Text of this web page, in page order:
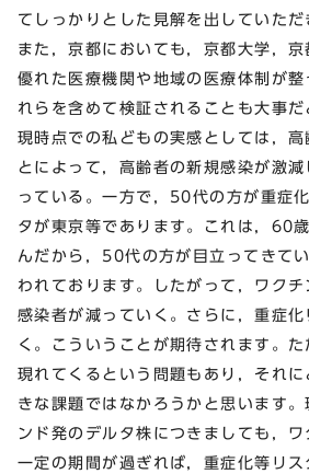
てしっかりとした見解を出していただ
また，京都においても，京都大学，京
優れた医療機関や地域の医療体制が
れらを含めて検証されることも大事だ
現時点での私どもの実感としては，高
とによって，高齢者の新規感染が激
っている。一方で，50代の方が重症
タが東京等であります。これは，60
んだから，50代の方が目立ってきて
われております。したがって，ワク
感染者が減っていく。さらに，重症
く。こういうことが期待されます。
現れてくるという問題もあり，それ
きな課題ではなかろうかと思います
ンド発のデルタ株につきましても，
一定の期間が過ぎれば，重症化等リス